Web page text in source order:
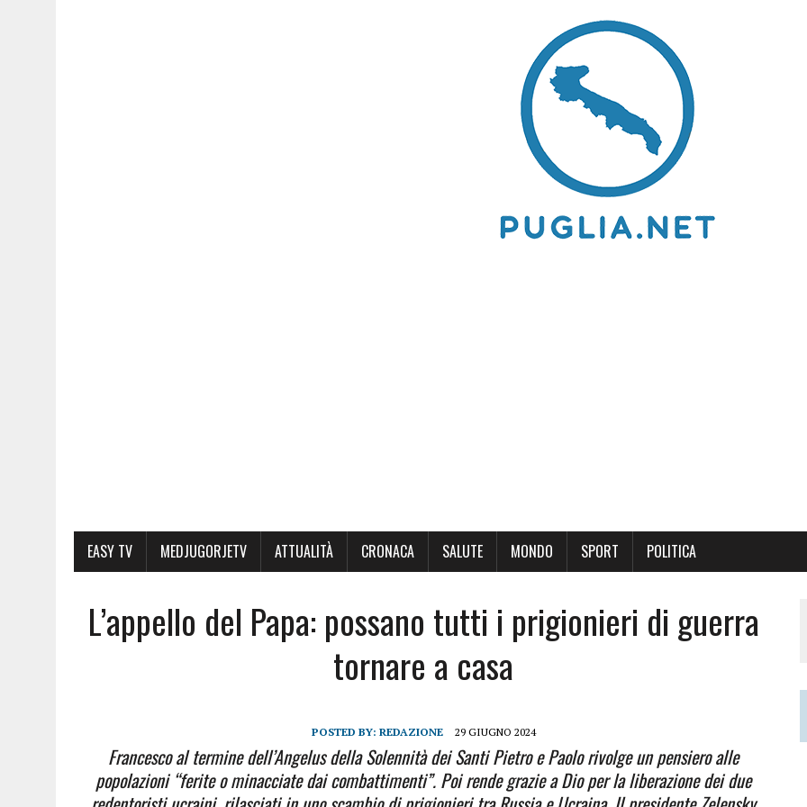
EASY TV MEDJUGORJETV ATTUALITÀ CRONACA SALUTE MONDO SPORT POLITICA
L’appello del Papa: possano tutti i prigionieri di guerra
tornare a casa
POSTED BY: REDAZIONE 29 GIUGNO 2024
Francesco al termine dell’Angelus della Solennità dei Santi Pietro e Paolo rivolge un pensiero alle
popolazioni “ferite o minacciate dai combattimenti”. Poi rende grazie a Dio per la liberazione dei due